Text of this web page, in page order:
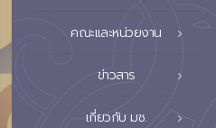
คณะและหน่วยงาน
ข่าวสาร
เกี่ยวกับ มช.